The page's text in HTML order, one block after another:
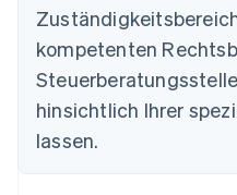
kompetenten
hinsichtlich Ihrer
lassen.
English
Dänemark
English
Deutschland
Deutsch English
Estland
English